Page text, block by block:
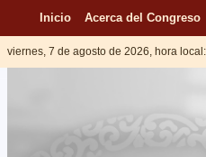
Inicio Acerca del Congreso
viernes, 7 de agosto de 2026, hora